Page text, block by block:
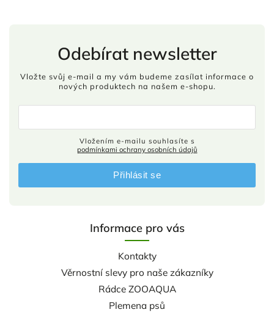
Informace pro vás
Kontakty
Věrnostní slevy pro naše zákazníky
Rádce ZOOAQUA
Plemena psů
Odebírat newsletter
Vložte svůj e-mail a my vám budeme zasílat informace o
nových produktech na našem e-shopu.
podmínkami ochrany osobních údajů
Přihlásit se